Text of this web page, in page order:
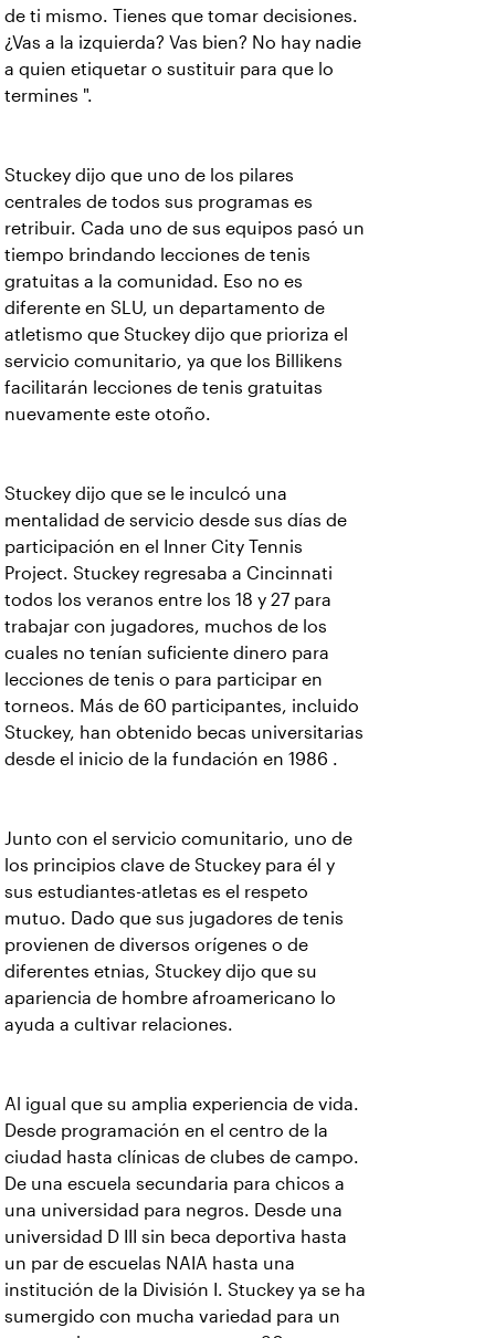
de ti mismo. Tienes que tomar decisiones.
¿Vas a la izquierda? Vas bien? No hay nadie
a quien etiquetar o sustituir para que lo
termines ".
Stuckey dijo que uno de los pilares
centrales de todos sus programas es
retribuir. Cada uno de sus equipos pasó un
tiempo brindando lecciones de tenis
gratuitas a la comunidad. Eso no es
diferente en SLU, un departamento de
atletismo que Stuckey dijo que prioriza el
servicio comunitario, ya que los Billikens
facilitarán lecciones de tenis gratuitas
nuevamente este otoño.
Stuckey dijo que se le inculcó una
mentalidad de servicio desde sus días de
participación en el Inner City Tennis
Project. Stuckey regresaba a Cincinnati
todos los veranos entre los 18 y 27 para
trabajar con jugadores, muchos de los
cuales no tenían suficiente dinero para
lecciones de tenis o para participar en
torneos. Más de 60 participantes, incluido
Stuckey, han obtenido becas universitarias
desde el inicio de la fundación en 1986 .
Junto con el servicio comunitario, uno de
los principios clave de Stuckey para él y
sus estudiantes-atletas es el respeto
mutuo. Dado que sus jugadores de tenis
provienen de diversos orígenes o de
diferentes etnias, Stuckey dijo que su
apariencia de hombre afroamericano lo
ayuda a cultivar relaciones.
Al igual que su amplia experiencia de vida.
Desde programación en el centro de la
ciudad hasta clínicas de clubes de campo.
De una escuela secundaria para chicos a
una universidad para negros. Desde una
universidad D III sin beca deportiva hasta
un par de escuelas NAIA hasta una
institución de la División I. Stuckey ya se ha
sumergido con mucha variedad para un